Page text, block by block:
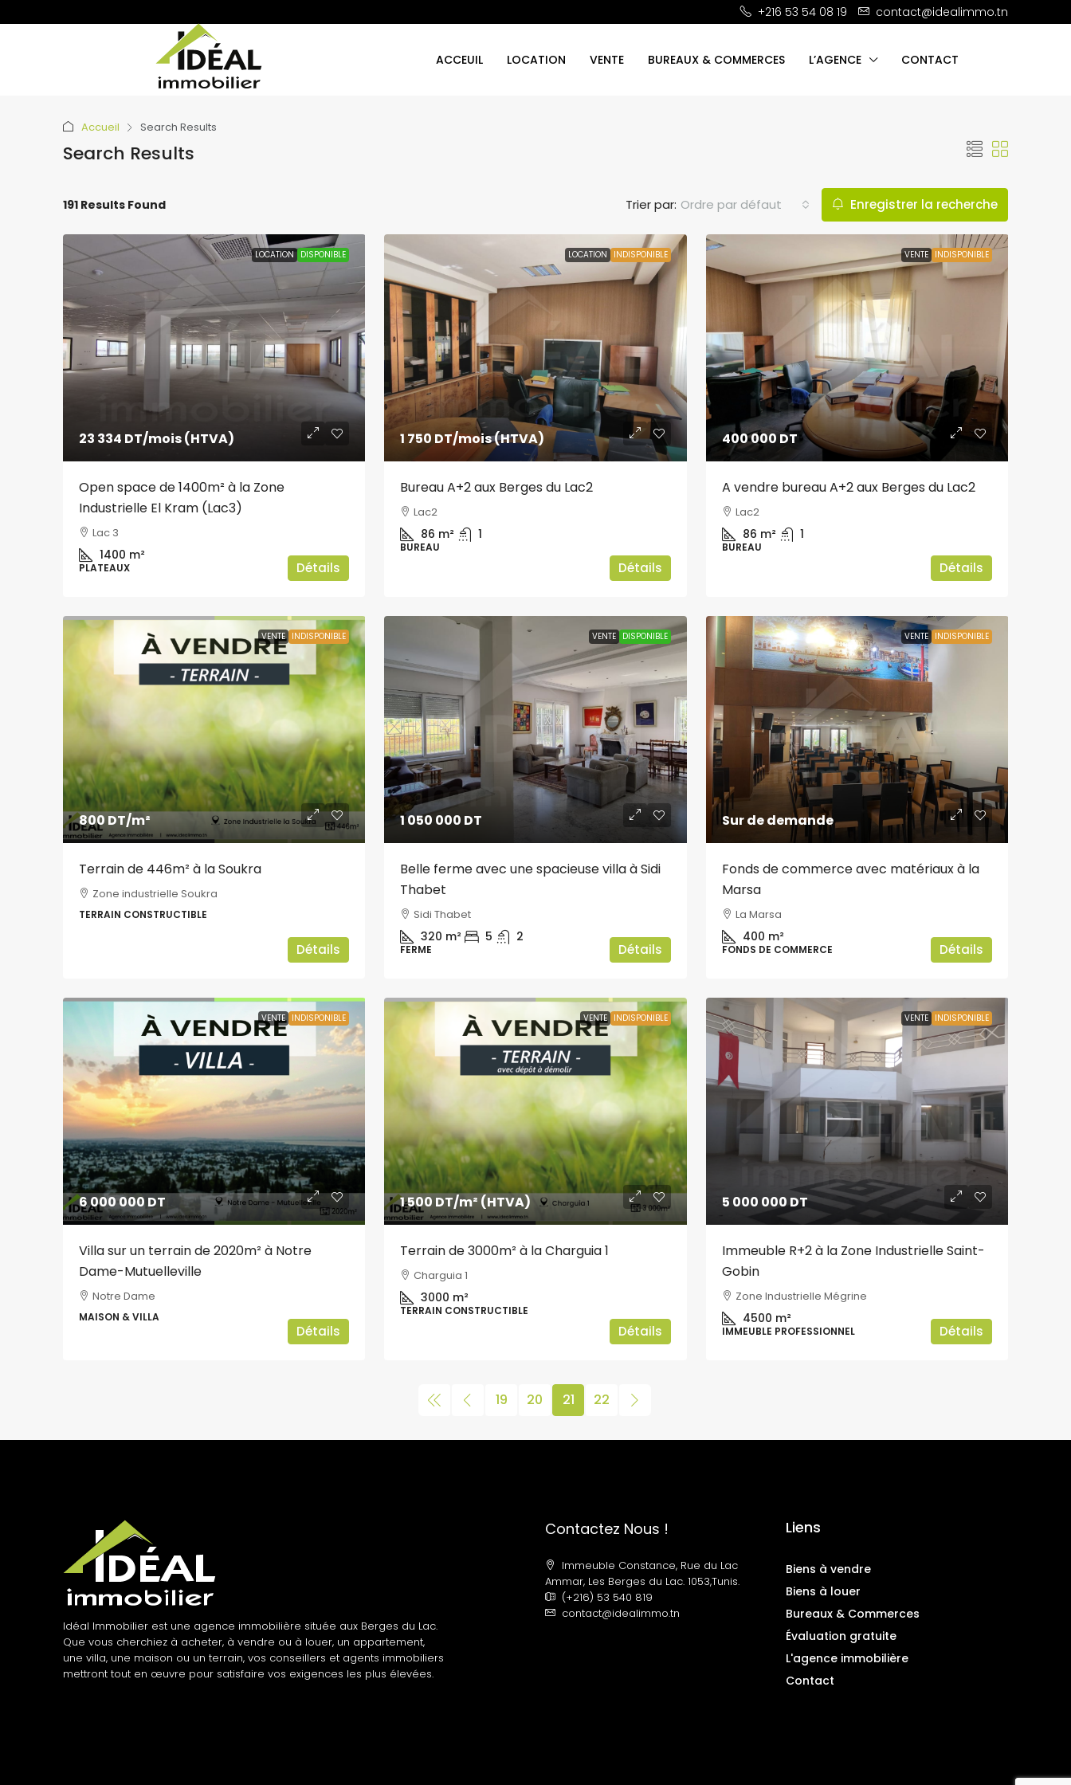
+216 53 54 08 19 contact@idealimmo.tn
ACCEUIL LOCATION VENTE BUREAUX & COMMERCES L’AGENCE CONTACT
Accueil Search Results
Search Results
191 Results Found Trier par: Ordre par défaut Enregistrer la recherche
LOCATION DISPONIBLE
23 334 DT/mois (HTVA)
Open space de 1400m² à la Zone
Industrielle El Kram (Lac3)
Lac 3
1400 m²
PLATEAUX Détails
LOCATION INDISPONIBLE
1 750 DT/mois (HTVA)
Bureau A+2 aux Berges du Lac2
Lac2
86 m² 1
BUREAU
Détails
VENTE INDISPONIBLE
400 000 DT
A vendre bureau A+2 aux Berges du Lac2
Lac2
86 m² 1
BUREAU
Détails
VENTE INDISPONIBLE
800 DT/m²
Terrain de 446m² à la Soukra
Zone industrielle Soukra
TERRAIN CONSTRUCTIBLE
Détails
VENTE DISPONIBLE
1 050 000 DT
Belle ferme avec une spacieuse villa à Sidi
Thabet
Sidi Thabet
320 m² 5 2
FERME Détails
VENTE INDISPONIBLE
Sur de demande
Fonds de commerce avec matériaux à la
Marsa
La Marsa
400 m²
FONDS DE COMMERCE Détails
VENTE INDISPONIBLE
6 000 000 DT
Villa sur un terrain de 2020m² à Notre
Dame-Mutuelleville
Notre Dame
MAISON & VILLA
Détails
VENTE INDISPONIBLE
1 500 DT/m² (HTVA)
Terrain de 3000m² à la Charguia 1
Charguia 1
3000 m²
TERRAIN CONSTRUCTIBLE
Détails
VENTE INDISPONIBLE
5 000 000 DT
Immeuble R+2 à la Zone Industrielle Saint-
Gobin
Zone Industrielle Mégrine
4500 m²
IMMEUBLE PROFESSIONNEL Détails
19 20 21 22
Idéal Immobilier est une agence immobilière située aux Berges du Lac.
Que vous cherchiez à acheter, à vendre ou à louer, un appartement,
une villa, une maison ou un terrain, vos conseillers et agents immobiliers
mettront tout en œuvre pour satisfaire vos exigences les plus élevées.
Contactez Nous !
Immeuble Constance, Rue du Lac
Ammar, Les Berges du Lac. 1053,Tunis.
(+216) 53 540 819
contact@idealimmo.tn
Liens
Biens à vendre
Biens à louer
Bureaux & Commerces
Évaluation gratuite
L'agence immobilière
Contact